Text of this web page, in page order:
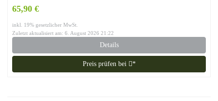
65,90 €
inkl. 19% gesetzlicher MwSt.
Zuletzt aktualisiert am: 6. August 2026 21:22
Details
Preis prüfen bei *